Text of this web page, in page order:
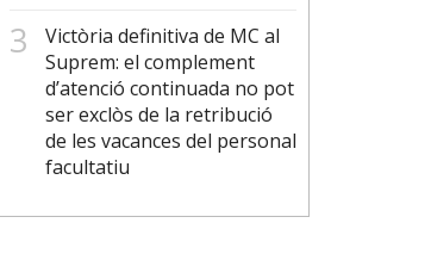
Victòria definitiva de MC al
Suprem: el complement
d’atenció continuada no pot
ser exclòs de la retribució
de les vacances del personal
facultatiu